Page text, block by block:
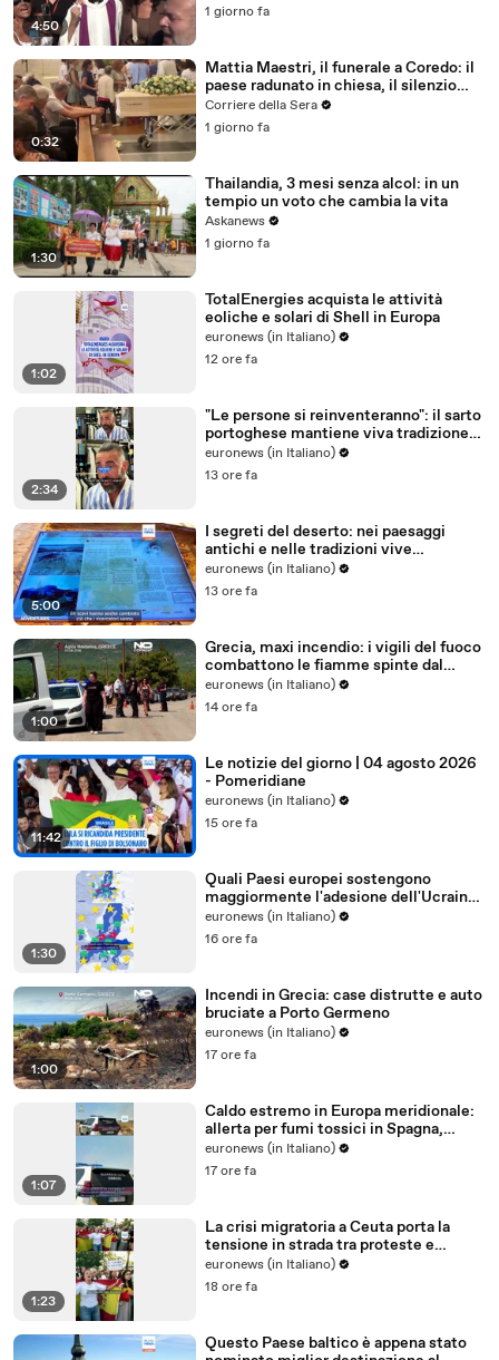
4:50
1 giorno fa
0:32
Mattia Maestri, il funerale a Coredo: il
paese radunato in chiesa, il silenzio
della famiglia, gli abbracci
Corriere della Sera
1 giorno fa
1:30
Thailandia, 3 mesi senza alcol: in un
tempio un voto che cambia la vita
Askanews
1 giorno fa
1:02
TotalEnergies acquista le attività
eoliche e solari di Shell in Europa
euronews (in Italiano)
12 ore fa
2:34
"Le persone si reinventeranno": il sarto
portoghese mantiene viva tradizione
degli abiti su misura
euronews (in Italiano)
13 ore fa
5:00
I segreti del deserto: nei paesaggi
antichi e nelle tradizioni vive
dell'Uzbekistan
euronews (in Italiano)
13 ore fa
1:00
Grecia, maxi incendio: i vigili del fuoco
combattono le fiamme spinte dal
vento
euronews (in Italiano)
14 ore fa
11:42
Le notizie del giorno | 04 agosto 2026
- Pomeridiane
euronews (in Italiano)
15 ore fa
1:30
Quali Paesi europei sostengono
maggiormente l'adesione dell'Ucraina
all'Ue?
euronews (in Italiano)
16 ore fa
1:00
Incendi in Grecia: case distrutte e auto
bruciate a Porto Germeno
euronews (in Italiano)
17 ore fa
1:07
Caldo estremo in Europa meridionale:
allerta per fumi tossici in Spagna,
Francia ferma reattori
euronews (in Italiano)
17 ore fa
1:23
La crisi migratoria a Ceuta porta la
tensione in strada tra proteste e
critiche al governo
euronews (in Italiano)
18 ore fa
Questo Paese baltico è appena stato